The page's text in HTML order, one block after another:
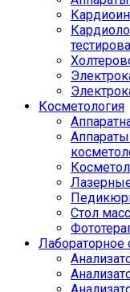
Косметология
Стол
Лабораторное